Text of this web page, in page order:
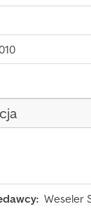
Weseler